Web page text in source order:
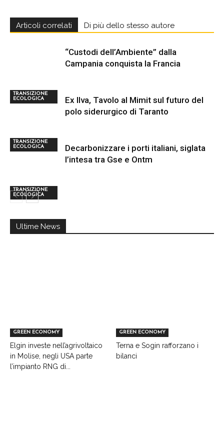
Articoli correlati Di più dello stesso autore
TRANSIZIONE
ECOLOGICA
“Custodi dell’Ambiente” dalla
Campania conquista la Francia
TRANSIZIONE
ECOLOGICA
Ex Ilva, Tavolo al Mimit sul futuro del
polo siderurgico di Taranto
TRANSIZIONE
ECOLOGICA
Decarbonizzare i porti italiani, siglata
l’intesa tra Gse e Ontm
Ultime News
GREEN ECONOMY
Elgin investe nell’agrivoltaico
in Molise, negli USA parte
l’impianto RNG di...
GREEN ECONOMY
Terna e Sogin rafforzano i
bilanci